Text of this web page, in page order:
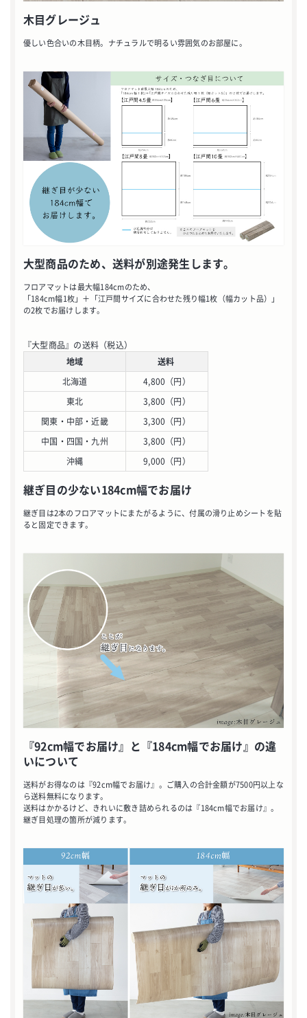
お買い物を続ける
カートへ進む
木目グレージュ
優しい色合いの木目柄。ナチュラルで明るい雰囲気のお部屋に。
大型商品のため、送料が別途発生します。
フロアマットは最大幅184cmのため、
「184cm幅1枚」＋「江戸間サイズに合わせた残り幅1枚（幅カット品）」
の2枚でお届けします。
『大型商品』の送料（税込）
地域
送料
北海道
4,800（円）
東北
3,800（円）
関東・中部・近畿
3,300（円）
中国・四国・九州
3,800（円）
沖縄
9,000（円）
継ぎ目の少ない184cm幅でお届け
継ぎ目は2本のフロアマットにまたがるように、付属の滑り止めシートを貼
ると固定できます。
『92cm幅でお届け』と『184cm幅でお届け』の違
いについて
送料がお得なのは『92cm幅でお届け』。ご購入の合計金額が7500円以上な
ら送料無料になります。
送料はかかるけど、きれいに敷き詰められるのは『184cm幅でお届け』。
継ぎ目処理の箇所が減ります。